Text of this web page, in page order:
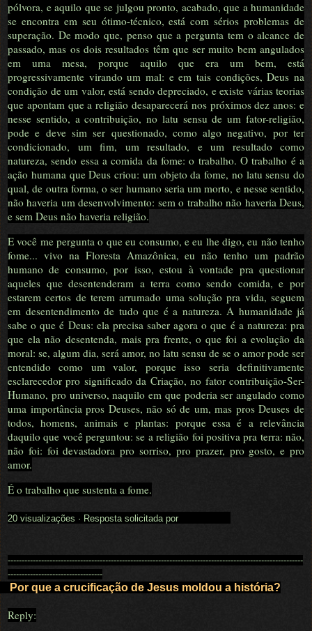
pólvora, e aquilo que se julgou pronto, acabado, que a humanidade
se encontra em seu ótimo-técnico, está com sérios problemas de
superação. De modo que, penso que a pergunta tem o alcance de
passado, mas os dois resultados têm que ser muito bem angulados
em uma mesa, porque aquilo que era um bem, está
progressivamente virando um mal: e em tais condições, Deus na
condição de um valor, está sendo depreciado, e existe várias teorias
que apontam que a religião desaparecerá nos próximos dez anos: e
nesse sentido, a contribuição, no latu sensu de um fator-religião,
pode e deve sim ser questionado, como algo negativo, por ter
condicionado, um fim, um resultado, e um resultado como
natureza, sendo essa a comida da fome: o trabalho. O trabalho é a
ação humana que Deus criou: um objeto da fome, no latu sensu do
qual, de outra forma, o ser humano seria um morto, e nesse sentido,
não haveria um desenvolvimento: sem o trabalho não haveria Deus,
e sem Deus não haveria religião.
E você me pergunta o que eu consumo, e eu lhe digo, eu não tenho
fome... vivo na Floresta Amazônica, eu não tenho um padrão
humano de consumo, por isso, estou à vontade pra questionar
aqueles que desentenderam a terra como sendo comida, e por
estarem certos de terem arrumado uma solução pra vida, seguem
em desentendimento de tudo que é a natureza. A humanidade já
sabe o que é Deus: ela precisa saber agora o que é a natureza: pra
que ela não desentenda, mais pra frente, o que foi a evolução da
moral: se, algum dia, será amor, no latu sensu de se o amor pode ser
entendido como um valor, porque isso seria definitivamente
esclarecedor pro significado da Criação, no fator contribuição-Ser-
Humano, pro universo, naquilo em que poderia ser angulado como
uma importância pros Deuses, não só de um, mas pros Deuses de
todos, homens, animais e plantas: porque essa é a relevância
daquilo que você perguntou: se a religião foi positiva pra terra: não,
não foi: foi devastadora pro sorriso, pro prazer, pro gosto, e pro
amor.
É o trabalho que sustenta a fome.
20 visualizações · Resposta solicitada por
----------------------------------------------------------------------------------------------------------
----------------------------------
Por que a crucificação de Jesus moldou a história?
Reply: